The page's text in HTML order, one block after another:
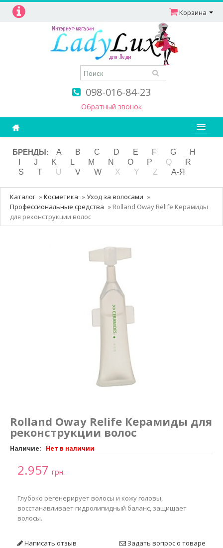
098-016-84-23
Обратный звонок
Корзина
Ароматерапия
Витамины
Детям и мамам
Косметика
Маникюр и педикюр
БРЕНДЫ: A B C D E F G
H
J K L M N O P Q
R
S
T U V W X Y Z А-Я
Каталог »Косметика »Уход за волосами »
Профессиональные средства » Rolland Oway Relife Керамиды
для реконструкции волос
Rolland Oway Relife Керамиды для
реконструкции волос
Наличие: Нет в наличии
2.957 грн.
Глубоко регенерирует волосы и кожу головы,
восстанавливает гидролипидный баланс, защищает
волосы.
Написать отзыв Задать вопрос о товаре